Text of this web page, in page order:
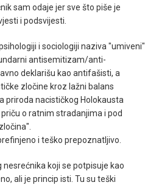
sam odaje jer sve što piše je
i podsvijesti.
i sociologiji naziva "umiveni"
antisemitizam/anti-
deklarišu kao antifašisti, a
zločine kroz lažni balans
priroda nacističkog Holokausta
o ratnim stradanjima i pod
i teško prepoznatljivo.
koji se potpisuje kao
ali je princip isti. Tu su teški